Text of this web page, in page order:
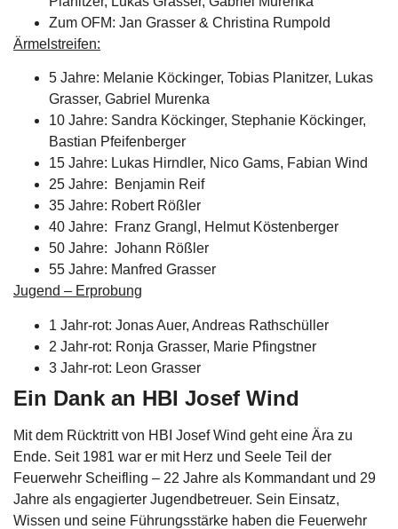
Zum OFM: Jan Grasser & Christina Rumpold
Ärmelstreifen:
5 Jahre: Melanie Köckinger, Tobias Planitzer, Lukas
Grasser, Gabriel Murenka
10 Jahre: Sandra Köckinger, Stephanie Köckinger,
Bastian Pfeifenberger
15 Jahre: Lukas Hirndler, Nico Gams, Fabian Wind
25 Jahre: Benjamin Reif
35 Jahre: Robert Rößler
40 Jahre: Franz Grangl, Helmut Köstenberger
50 Jahre: Johann Rößler
55 Jahre: Manfred Grasser
Jugend – Erprobung
1 Jahr-rot: Jonas Auer, Andreas Rathschüller
2 Jahr-rot: Ronja Grasser, Marie Pfingstner
3 Jahr-rot: Leon Grasser
Ein Dank an HBI Josef Wind
Mit dem Rücktritt von HBI Josef Wind geht eine Ära zu
Ende. Seit 1981 war er mit Herz und Seele Teil der
Feuerwehr Scheifling – 22 Jahre als Kommandant und 29
Jahre als engagierter Jugendbetreuer. Sein Einsatz,
Wissen und seine Führungsstärke haben die Feuerwehr